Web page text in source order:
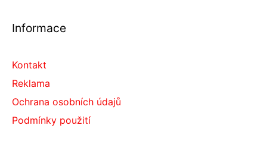
Informace
Kontakt
Reklama
Ochrana osobních údajů
Podmínky použití